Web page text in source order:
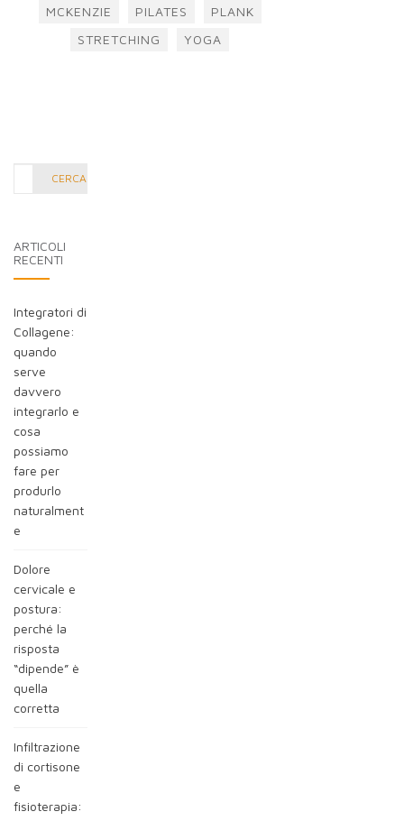
MCKENZIE
PILATES
PLANK
STRETCHING
YOGA
CERCA
ARTICOLI
RECENTI
Integratori di
Collagene:
quando
serve
davvero
integrarlo e
cosa
possiamo
fare per
produrlo
naturalment
e
Dolore
cervicale e
postura:
perché la
risposta
“dipende” è
quella
corretta
Infiltrazione
di cortisone
e
fisioterapia: